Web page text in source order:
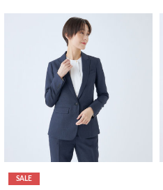
SALE